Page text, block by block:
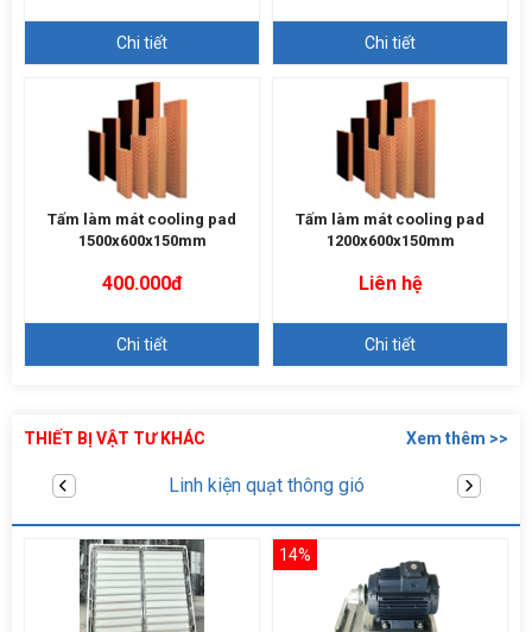
Chi tiết Chi tiết
Tấm làm mát cooling pad
1500x600x150mm
400.000đ
Chi tiết
Tấm làm mát cooling pad
1200x600x150mm
Liên hệ
Chi tiết
THIẾT BỊ VẬT TƯ KHÁC Xem thêm >>
Máy bơm tăng áp
14%